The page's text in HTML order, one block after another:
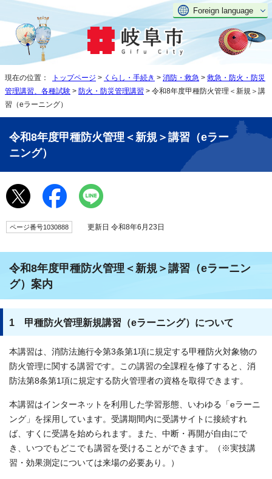
Foreign language
現在の位置： トップページ > くらし・手続き > 消防・救急 > 救急・防火・防災
管理講習、各種試験 > 防火・防災管理講習 > 令和8年度甲種防火管理＜新規＞講
習（eラーニング）
令和8年度甲種防火管理＜新規＞講習（eラー
ニング）
ページ番号1030888 更新日 令和8年6月23日
令和8年度甲種防火管理＜新規＞講習（eラーニン
グ）案内
1 甲種防火管理新規講習（eラーニング）について
本講習は、消防法施行令第3条第1項に規定する甲種防火対象物の
防火管理に関する講習です。この講習の全課程を修了すると、消
防法第8条第1項に規定する防火管理者の資格を取得できます。
本講習はインターネットを利用した学習形態、いわゆる「eラーニ
ング」を採用しています。受講期間内に受講サイトに接続すれ
ば、すくに受講を始められます。また、中断・再開が自由にで
き、いつでもどこでも講習を受けることができます。（※実技講
習・効果測定については来場の必要あり。）